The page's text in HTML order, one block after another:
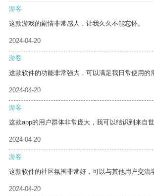
游客
这款游戏的剧情非常感人，让我久久不能忘怀。
2024-04-20
游客
这款软件的功能非常强大，可以满足我日常使用的
2024-04-20
游客
这款app的用户群体非常庞大，我可以结识到来自世
2024-04-20
游客
这款软件的社区氛围非常好，可以与其他用户交流
2024-04-20